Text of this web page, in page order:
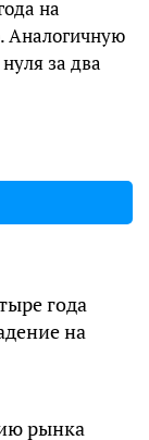
на
Аналогичную
за два
года
на
рынка